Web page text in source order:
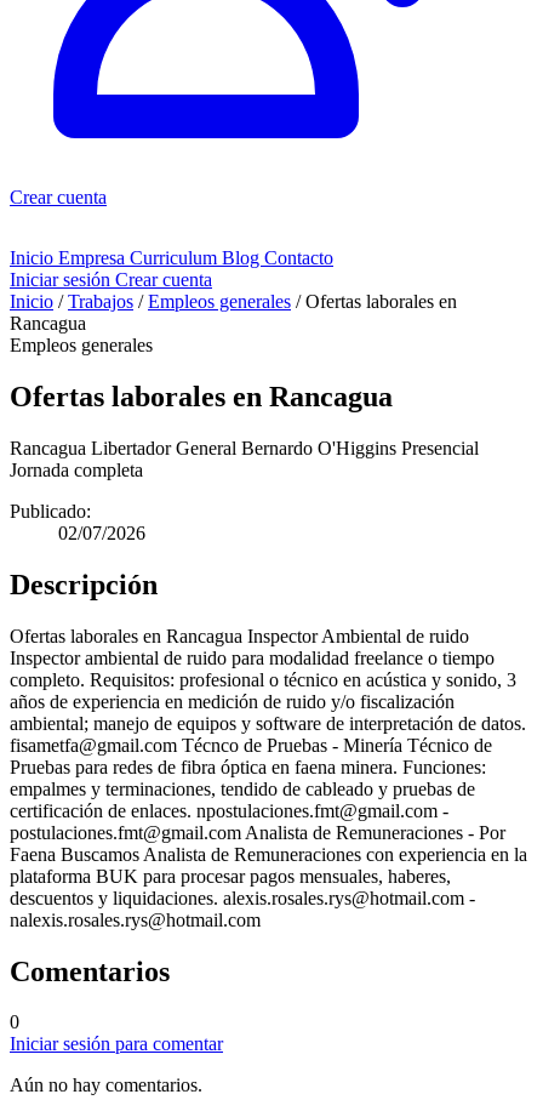
Crear cuenta
Inicio Empresa Curriculum Blog Contacto
Iniciar sesión Crear cuenta
Inicio / Trabajos / Empleos generales / Ofertas laborales en
Rancagua
Empleos generales
Ofertas laborales en Rancagua
Rancagua Libertador General Bernardo O'Higgins Presencial
Jornada completa
Publicado:
02/07/2026
Descripción
Ofertas laborales en Rancagua Inspector Ambiental de ruido
Inspector ambiental de ruido para modalidad freelance o tiempo
completo. Requisitos: profesional o técnico en acústica y sonido, 3
años de experiencia en medición de ruido y/o fiscalización
ambiental; manejo de equipos y software de interpretación de datos.
fisametfa@gmail.com Técnco de Pruebas - Minería Técnico de
Pruebas para redes de fibra óptica en faena minera. Funciones:
empalmes y terminaciones, tendido de cableado y pruebas de
certificación de enlaces. npostulaciones.fmt@gmail.com -
postulaciones.fmt@gmail.com Analista de Remuneraciones - Por
Faena Buscamos Analista de Remuneraciones con experiencia en la
plataforma BUK para procesar pagos mensuales, haberes,
descuentos y liquidaciones. alexis.rosales.rys@hotmail.com -
nalexis.rosales.rys@hotmail.com
Comentarios
0
Iniciar sesión para comentar
Aún no hay comentarios.